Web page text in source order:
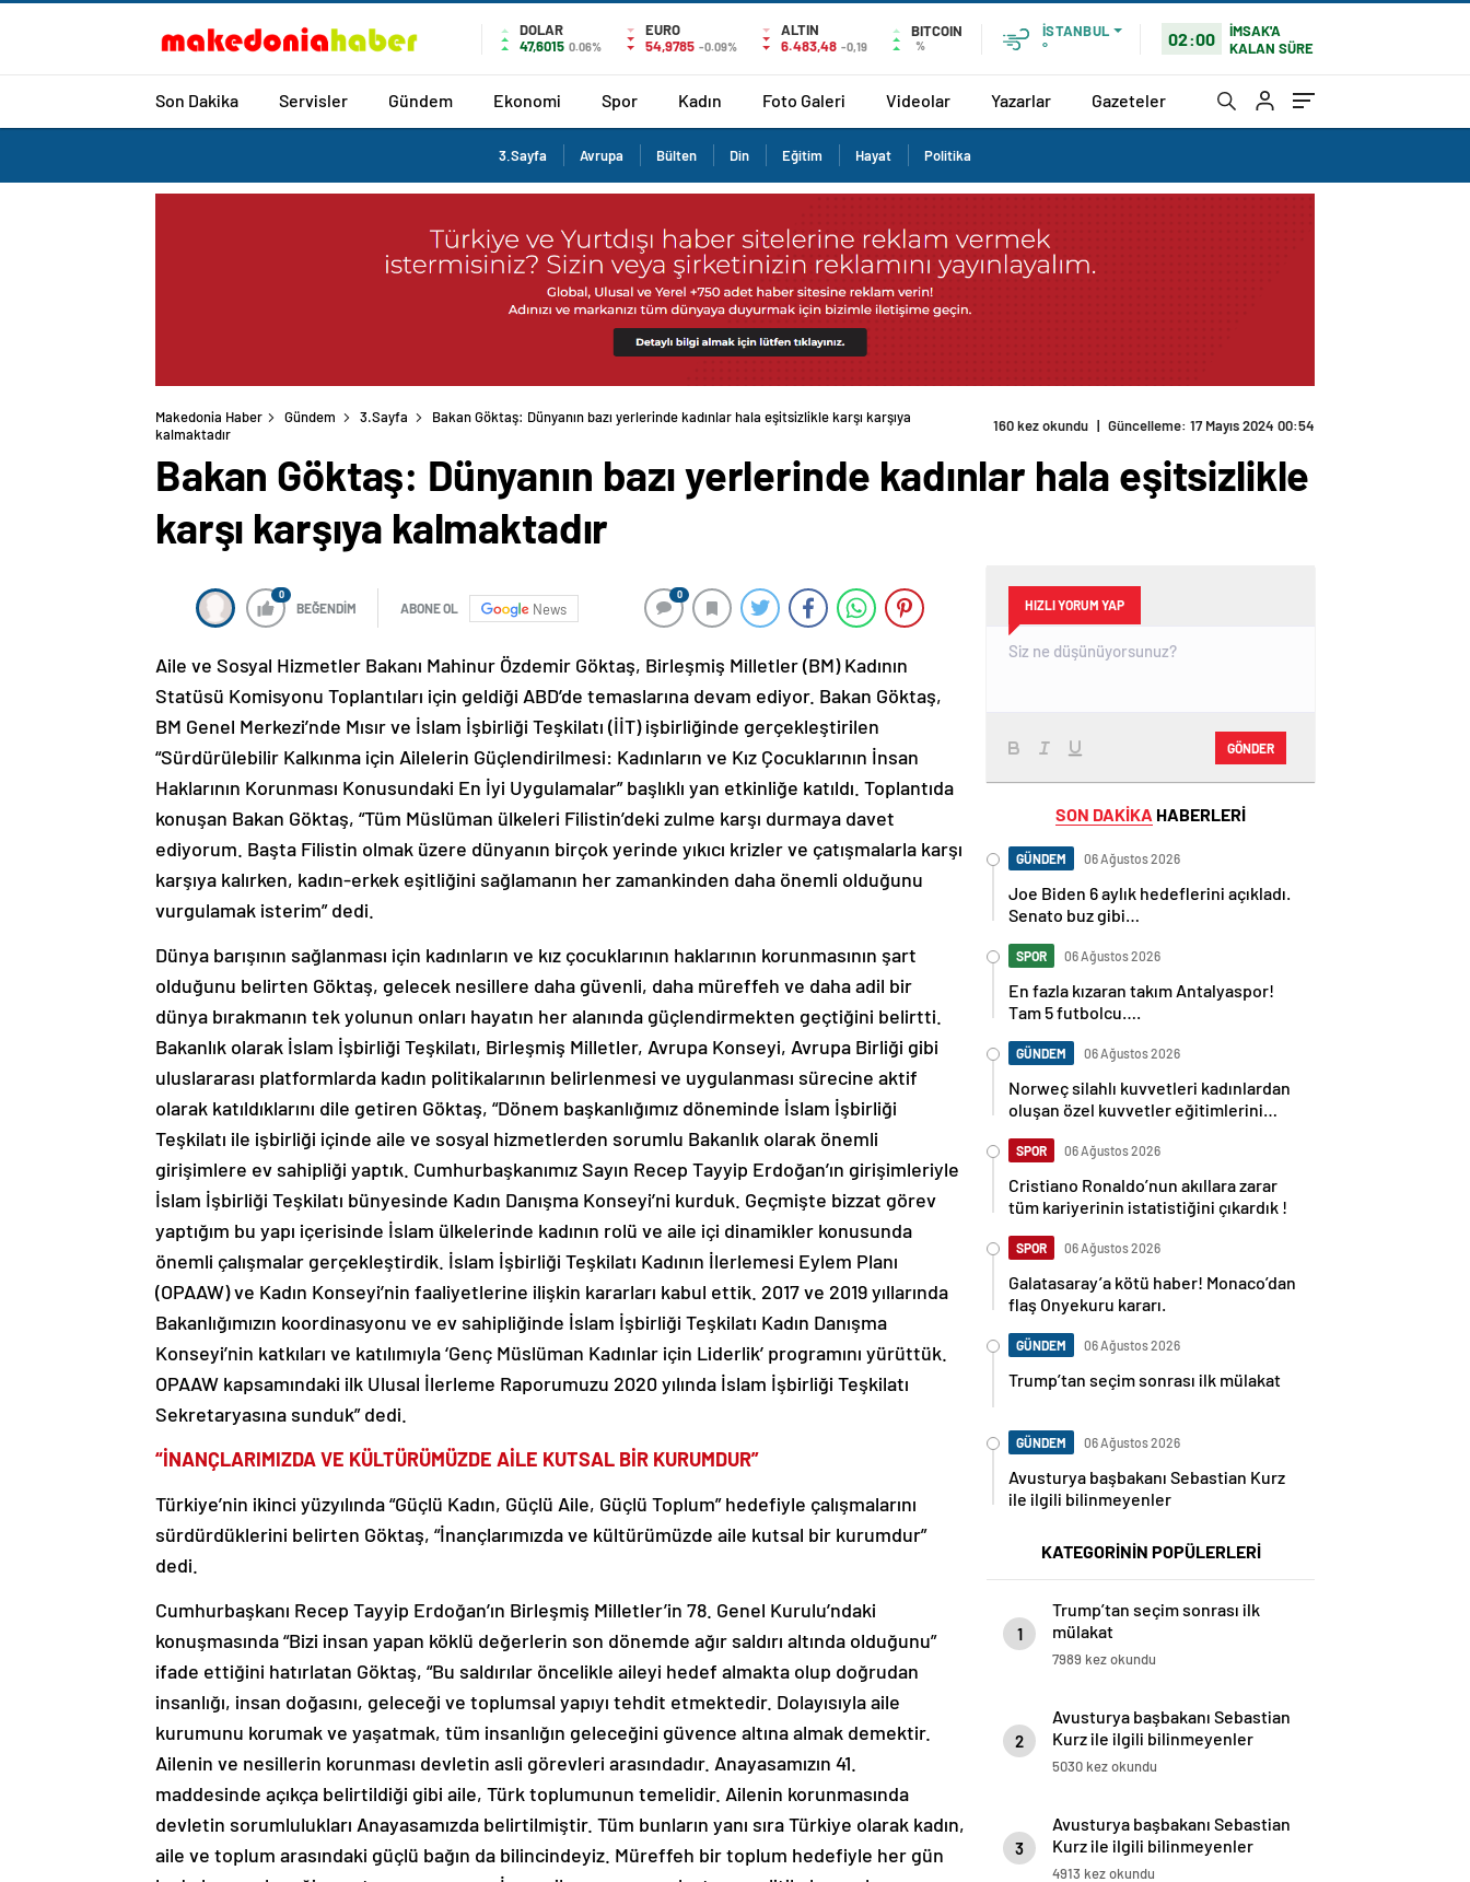
DOLAR
47,6015 0.06%
EURO
54,9785 -0.09%
ALTIN
6.483,48 -0,19
BITCOIN
%
İSTANBUL
°
02:00
İMSAK'A
KALAN SÜRE
Son Dakika Servisler Gündem Ekonomi Spor Kadın Foto Galeri Videolar Yazarlar Gazeteler
3.Sayfa Avrupa Bülten Din Eğitim Hayat Politika
Makedonia Haber Gündem 3.Sayfa Bakan Göktaş: Dünyanın bazı yerlerinde kadınlar hala eşitsizlikle karşı karşıya kalmaktadır
Bakan Göktaş: Dünyanın bazı yerlerinde kadınlar hala eşitsizlikle
karşı karşıya kalmaktadır
News
Statüsü Komisyonu Toplantıları için geldiği ABD’de temaslarına devam ediyor. Bakan Göktaş,
BM Genel Merkezi’nde Mısır ve İslam İşbirliği Teşkilatı (İİT) işbirliğinde gerçekleştirilen
“Sürdürülebilir Kalkınma için Ailelerin Güçlendirilmesi: Kadınların ve Kız Çocuklarının İnsan
Haklarının Korunması Konusundaki En İyi Uygulamalar” başlıklı yan etkinliğe katıldı. Toplantıda
konuşan Bakan Göktaş, “Tüm Müslüman ülkeleri Filistin’deki zulme karşı durmaya davet
ediyorum. Başta Filistin olmak üzere dünyanın birçok yerinde yıkıcı krizler ve çatışmalarla karşı
karşıya kalırken, kadın-erkek eşitliğini sağlamanın her zamankinden daha önemli olduğunu
vurgulamak isterim” dedi.
olduğunu belirten Göktaş, gelecek nesillere daha güvenli, daha müreffeh ve daha adil bir
dünya bırakmanın tek yolunun onları hayatın her alanında güçlendirmekten geçtiğini belirtti.
Bakanlık olarak İslam İşbirliği Teşkilatı, Birleşmiş Milletler, Avrupa Konseyi, Avrupa Birliği gibi
uluslararası platformlarda kadın politikalarının belirlenmesi ve uygulanması sürecine aktif
olarak katıldıklarını dile getiren Göktaş, “Dönem başkanlığımız döneminde İslam İşbirliği
Teşkilatı ile işbirliği içinde aile ve sosyal hizmetlerden sorumlu Bakanlık olarak önemli
girişimlere ev sahipliği yaptık. Cumhurbaşkanımız Sayın Recep Tayyip Erdoğan’ın girişimleriyle
İslam İşbirliği Teşkilatı bünyesinde Kadın Danışma Konseyi’ni kurduk. Geçmişte bizzat görev
yaptığım bu yapı içerisinde İslam ülkelerinde kadının rolü ve aile içi dinamikler konusunda
önemli çalışmalar gerçekleştirdik. İslam İşbirliği Teşkilatı Kadının İlerlemesi Eylem Planı
(OPAAW) ve Kadın Konseyi’nin faaliyetlerine ilişkin kararları kabul ettik. 2017 ve 2019 yıllarında
Bakanlığımızın koordinasyonu ve ev sahipliğinde İslam İşbirliği Teşkilatı Kadın Danışma
Konseyi’nin katkıları ve katılımıyla ‘Genç Müslüman Kadınlar için Liderlik’ programını yürüttük.
OPAAW kapsamındaki ilk Ulusal İlerleme Raporumuzu 2020 yılında İslam İşbirliği Teşkilatı
Sekretaryasına sunduk” dedi.
sürdürdüklerini belirten Göktaş, “İnançlarımızda ve kültürümüzde aile kutsal bir kurumdur”
dedi.
konuşmasında “Bizi insan yapan köklü değerlerin son dönemde ağır saldırı altında olduğunu”
ifade ettiğini hatırlatan Göktaş, “Bu saldırılar öncelikle aileyi hedef almakta olup doğrudan
insanlığı, insan doğasını, geleceği ve toplumsal yapıyı tehdit etmektedir. Dolayısıyla aile
kurumunu korumak ve yaşatmak, tüm insanlığın geleceğini güvence altına almak demektir.
Ailenin ve nesillerin korunması devletin asli görevleri arasındadır. Anayasamızın 41.
maddesinde açıkça belirtildiği gibi aile, Türk toplumunun temelidir. Ailenin korunmasında
devletin sorumlulukları Anayasamızda belirtilmiştir. Tüm bunların yanı sıra Türkiye olarak kadın,
aile ve toplum arasındaki güçlü bağın da bilincindeyiz. Müreffeh bir toplum hedefiyle her gün
kadınların geleceğine yatırım yapıyoruz. İş ve aile yaşamını uzlaştıran politikalarımızla
HIZLI YORUM YAP
GÖNDER
Joe Biden 6 aylık hedeflerini açıkladı.
Senato buz gibi…
En fazla kızaran takım Antalyaspor!
Tam 5 futbolcu….
Norweç silahlı kuvvetleri kadınlardan
oluşan özel kuvvetler eğitimlerini
başlattı.
Cristiano Ronaldo’nun akıllara zarar
tüm kariyerinin istatistiğini çıkardık !
Galatasaray’a kötü haber! Monaco’dan
flaş Onyekuru kararı.
Trump’tan seçim sonrası ilk mülakat
Avusturya başbakanı Sebastian Kurz
ile ilgili bilinmeyenler
1
mülakat
7989 kez okundu
2
Kurz ile ilgili bilinmeyenler
5030 kez okundu
3
Kurz ile ilgili bilinmeyenler
4913 kez okundu